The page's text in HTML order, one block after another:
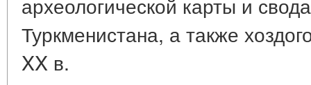
Туркменистана, а также
XX в.